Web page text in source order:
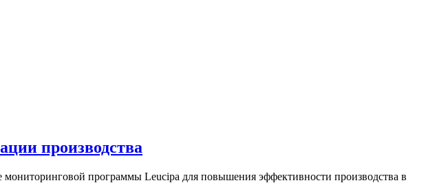
производства
программы Leucipa для повышения эффективности производства в